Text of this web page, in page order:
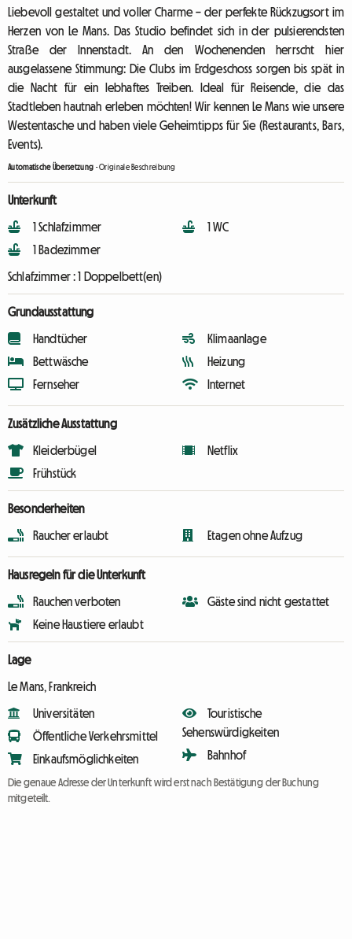
Liebevoll gestaltet und voller Charme – der perfekte Rückzugsort im
Herzen von Le Mans. Das Studio befindet sich in der pulsierendsten
Straße der Innenstadt. An den Wochenenden herrscht hier
ausgelassene Stimmung: Die Clubs im Erdgeschoss sorgen bis spät in
die Nacht für ein lebhaftes Treiben. Ideal für Reisende, die das
Stadtleben hautnah erleben möchten! Wir kennen Le Mans wie unsere
Westentasche und haben viele Geheimtipps für Sie (Restaurants, Bars,
Events).
Automatische Übersetzung -Originale Beschreibung
Unterkunft
1 Schlafzimmer
1 Badezimmer
1 WC
Schlafzimmer :1 Doppelbett(en)
Grundausstattung
Handtücher
Bettwäsche
Fernseher
Klimaanlage
Heizung
Internet
Zusätzliche Ausstattung
Kleiderbügel
Frühstück
Netflix
Besonderheiten
Raucher erlaubt Etagen ohne Aufzug
Hausregeln für die Unterkunft
Rauchen verboten
Keine Haustiere erlaubt
Gäste sind nicht gestattet
Lage
Le Mans, Frankreich
Universitäten
Öffentliche Verkehrsmittel
Einkaufsmöglichkeiten
Touristische
Sehenswürdigkeiten
Bahnhof
Die genaue Adresse der Unterkunft wird erst nach Bestätigung der Buchung
mitgeteilt.